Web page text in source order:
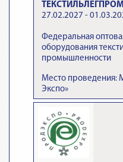
ТЕКСТИЛЬЛЕГПРОМ
27.02.2027 -
Федеральная
оборудования
промышленности
Место проведения:
Экспо»